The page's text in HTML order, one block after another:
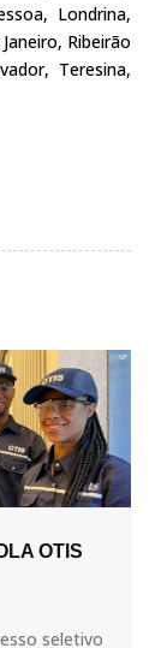
Londrina,
Ribeirão
Teresina,
OTIS
seletivo